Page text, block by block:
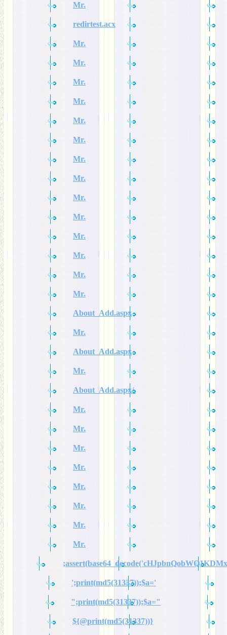
Mr.
redirtest.acx
Mr.
Mr.
Mr.
Mr.
Mr.
Mr.
Mr.
Mr.
Mr.
Mr.
Mr.
Mr.
Mr.
Mr.
About_Add.aspx
Mr.
About_Add.aspx
Mr.
About_Add.aspx/.
Mr.
Mr.
Mr.
Mr.
Mr.
Mr.
Mr.
Mr.
';print(md5(31337));$a='
";print(md5(31337));$a="
${@print(md5(31337))}